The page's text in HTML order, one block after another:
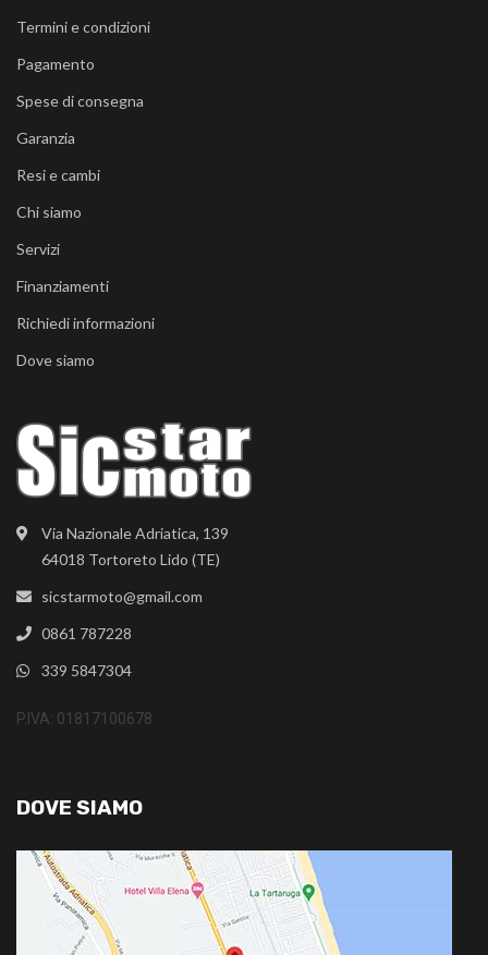
Via Nazionale Adriatica, 139
64018 Tortoreto Lido (TE)
sicstarmoto@gmail.com
0861 787228
339 5847304
P.IVA: 01817100678
Termini e condizioni
Pagamento
Spese di consegna
Garanzia
Resi e cambi
Chi siamo
Servizi
Finanziamenti
Richiedi informazioni
Dove siamo
DOVE SIAMO